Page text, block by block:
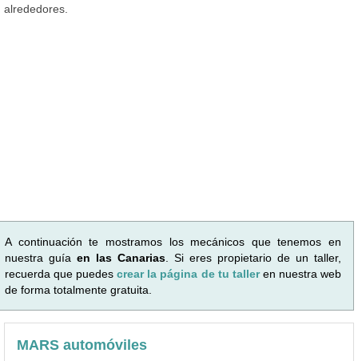
alrededores.
A continuación te mostramos los mecánicos que tenemos en
nuestra guía en las Canarias . Si eres propietario de un taller,
recuerda que puedescrear la página de tu talleren nuestra web
de forma totalmente gratuita.
MARS automóviles